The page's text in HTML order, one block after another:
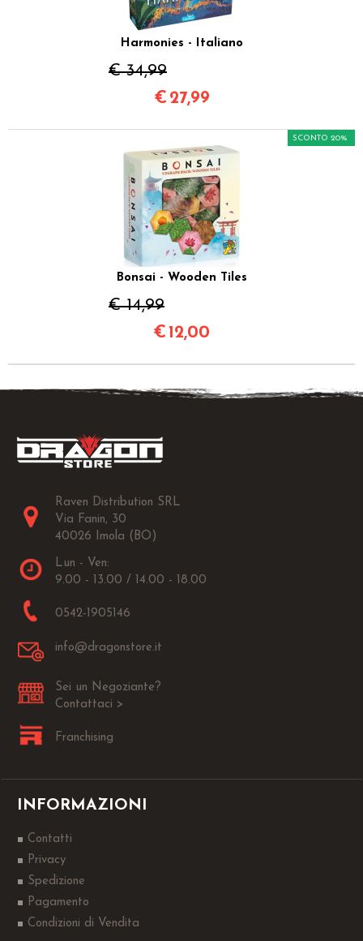
Harmonies - Italiano
€ 34,99
€ 27,99
Bonsai - Wooden Tiles
€ 14,99
SCONTO 20%
€ 12,00
Raven Distribution SRL
Via Fanin, 30
40026 Imola (BO)
Lun - Ven:
9.00 - 13.00 / 14.00 - 18.00
0542-1905146
info@dragonstore.it
Sei un Negoziante?
Contattaci >
Franchising
INFORMAZIONI
Contatti
Privacy
Spedizione
Pagamento
Condizioni di Vendita